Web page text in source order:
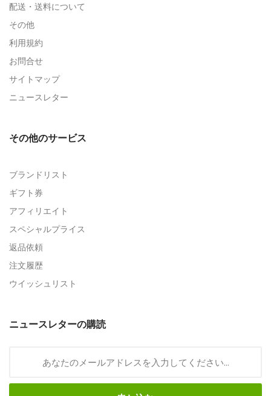
配送・送料について
その他
利用規約
お問合せ
サイトマップ
ニュースレター
その他のサービス
ブランドリスト
ギフト券
アフィリエイト
スペシャルプライス
返品依頼
注文履歴
ウイッシュリスト
ニュースレターの購読